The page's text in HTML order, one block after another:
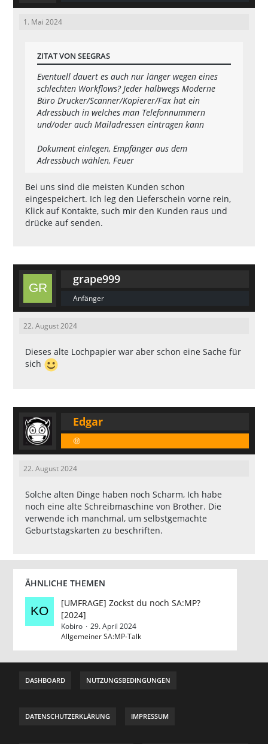
1. Mai 2024
ZITAT VON SEEGRAS
Eventuell dauert es auch nur länger wegen eines
schlechten Workflows? Jeder halbwegs Moderne
Büro Drucker/Scanner/Kopierer/Fax hat ein
Adressbuch in welches man Telefonnummern
und/oder auch Mailadressen eintragen kann
Dokument einlegen, Empfänger aus dem
Adressbuch wählen, Feuer
Bei uns sind die meisten Kunden schon
eingespeichert. Ich leg den Lieferschein vorne rein,
Klick auf Kontakte, such mir den Kunden raus und
drücke auf senden.
grape999
Anfänger
22. August 2024
Dieses alte Lochpapier war aber schon eine Sache für
sich
Edgar
🤑
22. August 2024
Solche alten Dinge haben noch Scharm, Ich habe
noch eine alte Schreibmaschine von Brother. Die
verwende ich manchmal, um selbstgemachte
Geburtstagskarten zu beschriften.
ÄHNLICHE THEMEN
[UMFRAGE] Zockst du noch SA:MP?
[2024]
Kobiro
29. April 2024
Allgemeiner SA:MP-Talk
DASHBOARD NUTZUNGSBEDINGUNGEN
DATENSCHUTZERKLÄRUNG IMPRESSUM